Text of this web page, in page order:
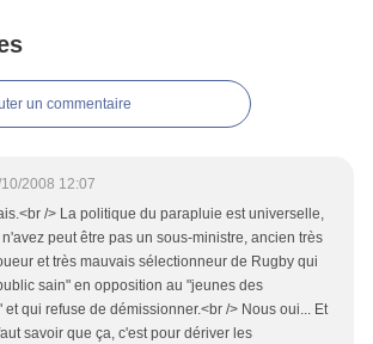
un commentaire
2008 12:07
/> La politique du parapluie est universelle,
peut être pas un sous-ministre, ancien très
et très mauvais sélectionneur de Rugby qui
sain" en opposition au "jeunes des
et qui refuse de démissionner.<br /> Nous oui... Et
savoir que ça, c'est pour dériver les